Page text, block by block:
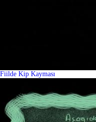
Fiilde Kip Kayması